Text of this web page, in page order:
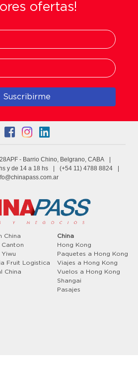
ofertas!
Suscribirme
- Barrio Chino, Belgrano, CABA
y de 14 a 18 hs
(+54 11) 4788 8824
China
Fruit Logistica
China
China
Hong Kong
Paquetes a Hong Kong
Viajes a Hong Kong
Vuelos a Hong Kong
Shangai
Pasajes